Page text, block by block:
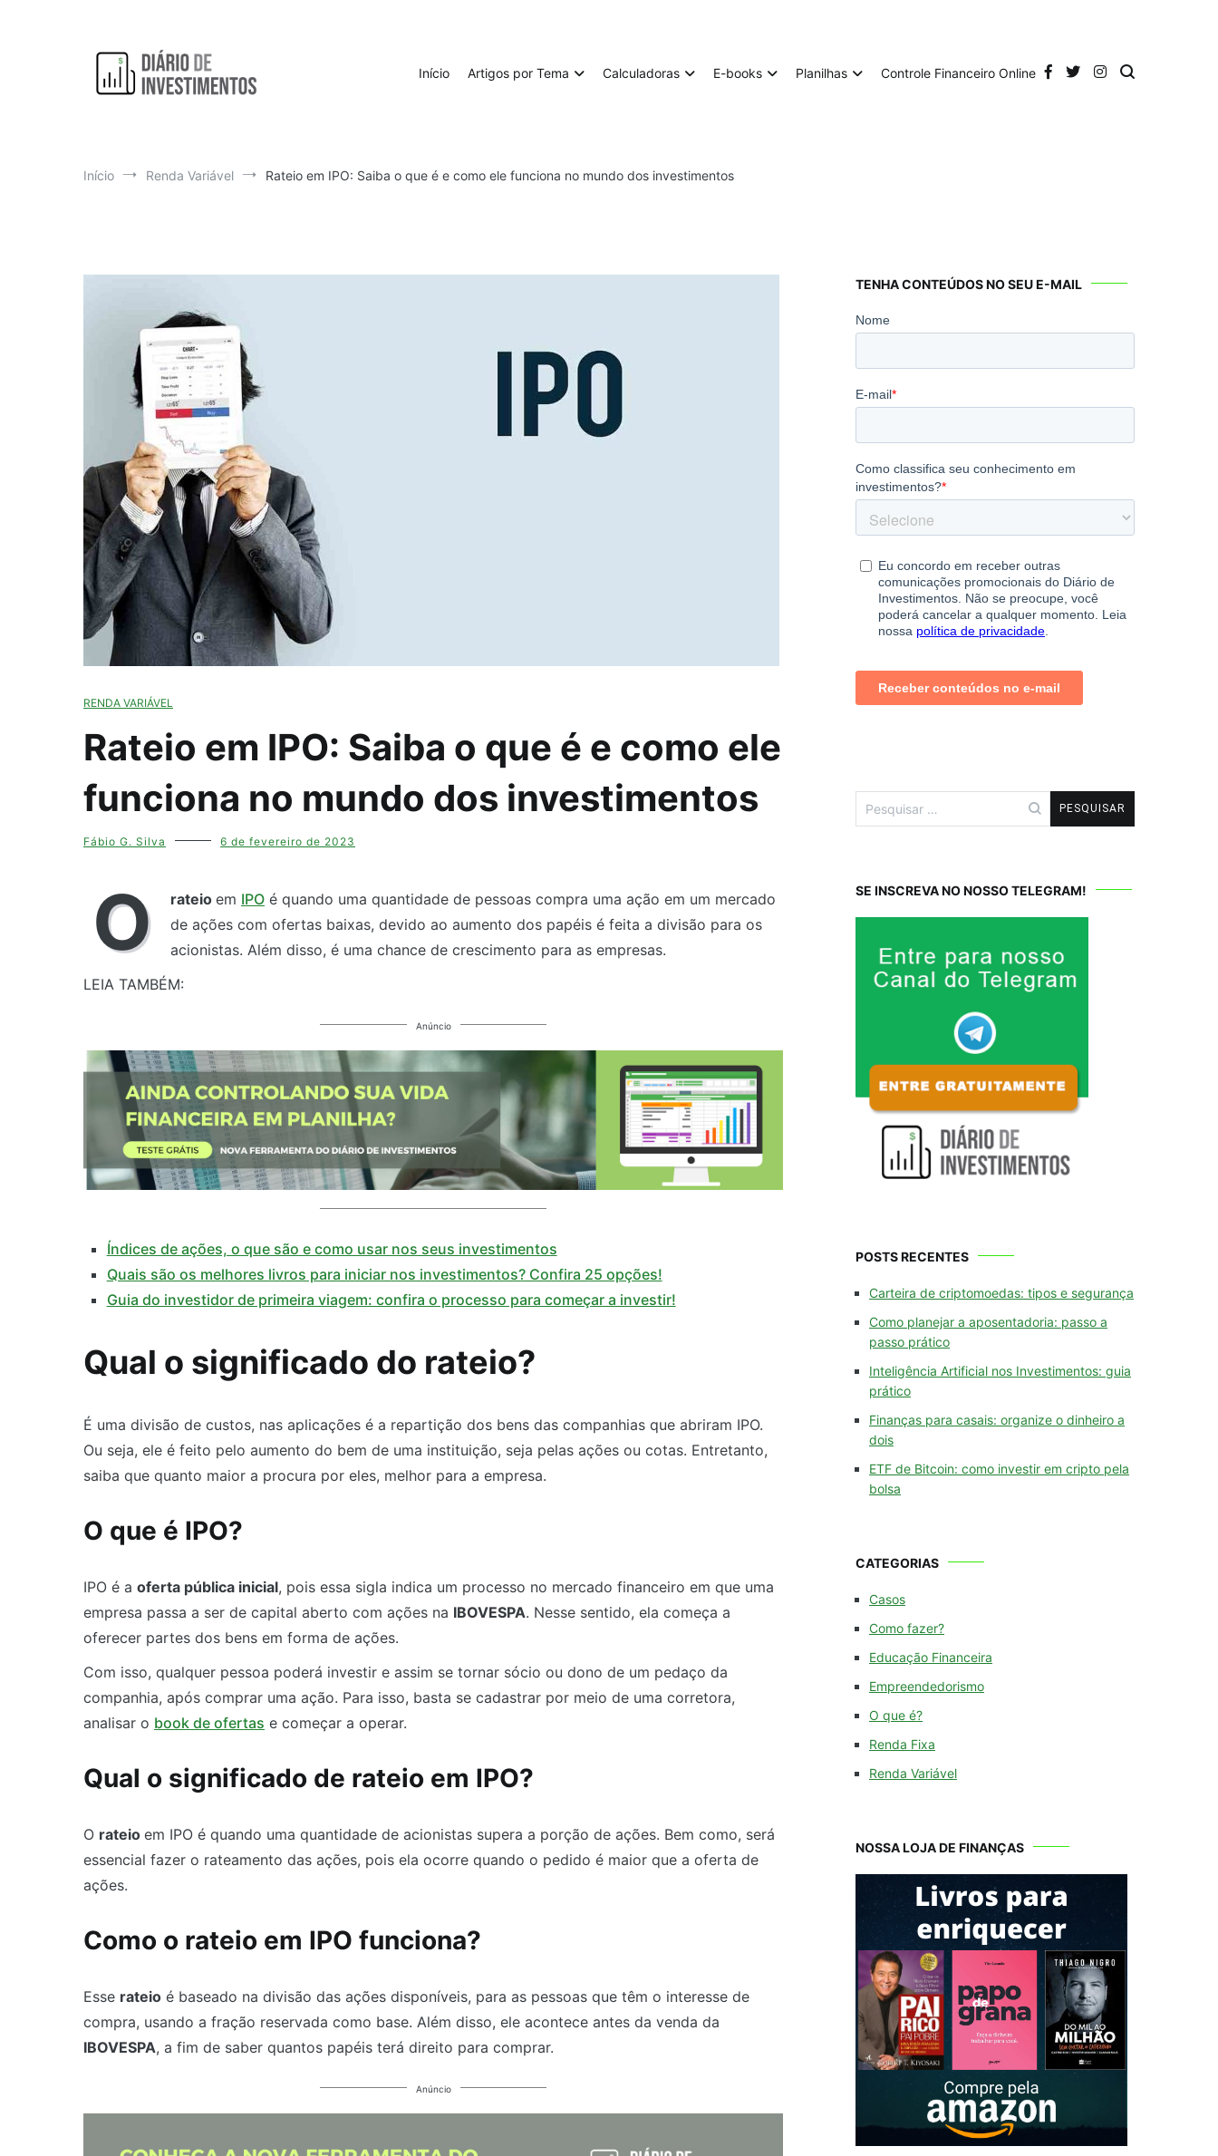
Início Artigos por Tema Calculadoras E-books Planilhas Controle Financeiro Online
Início Renda Variável Rateio em IPO: Saiba o que é e como ele funciona no mundo dos investimentos
RENDA VARIÁVEL
Rateio em IPO: Saiba o que é e como ele
funciona no mundo dos investimentos
Fábio G. Silva 6 de fevereiro de 2023
O rateio em IPO é quando uma quantidade de pessoas compra uma ação em um mercado
de ações com ofertas baixas, devido ao aumento dos papéis é feita a divisão para os
acionistas. Além disso, é uma chance de crescimento para as empresas.
LEIA TAMBÉM:
Anúncio
Índices de ações, o que são e como usar nos seus investimentos
Quais são os melhores livros para iniciar nos investimentos? Confira 25 opções!
Guia do investidor de primeira viagem: confira o processo para começar a investir!
Qual o significado do rateio?
É uma divisão de custos, nas aplicações é a repartição dos bens das companhias que abriram IPO.
Ou seja, ele é feito pelo aumento do bem de uma instituição, seja pelas ações ou cotas. Entretanto,
saiba que quanto maior a procura por eles, melhor para a empresa.
O que é IPO?
IPO é a oferta pública inicial, pois essa sigla indica um processo no mercado financeiro em que uma
empresa passa a ser de capital aberto com ações na IBOVESPA. Nesse sentido, ela começa a
oferecer partes dos bens em forma de ações.
Com isso, qualquer pessoa poderá investir e assim se tornar sócio ou dono de um pedaço da
companhia, após comprar uma ação. Para isso, basta se cadastrar por meio de uma corretora,
analisar o book de ofertas e começar a operar.
Qual o significado de rateio em IPO?
O rateio em IPO é quando uma quantidade de acionistas supera a porção de ações. Bem como, será
essencial fazer o rateamento das ações, pois ela ocorre quando o pedido é maior que a oferta de
ações.
Como o rateio em IPO funciona?
Esse rateio é baseado na divisão das ações disponíveis, para as pessoas que têm o interesse de
compra, usando a fração reservada como base. Além disso, ele acontece antes da venda da
IBOVESPA, a fim de saber quantos papéis terá direito para comprar.
Anúncio
TENHA CONTEÚDOS NO SEU E-MAIL
por:
SE INSCREVA NO NOSSO TELEGRAM!
POSTS RECENTES
Carteira de criptomoedas: tipos e segurança
Como planejar a aposentadoria: passo a
passo prático
Inteligência Artificial nos Investimentos: guia
prático
Finanças para casais: organize o dinheiro a
dois
ETF de Bitcoin: como investir em cripto pela
bolsa
CATEGORIAS
Casos
Como fazer?
Educação Financeira
Empreendedorismo
O que é?
Renda Fixa
Renda Variável
NOSSA LOJA DE FINANÇAS